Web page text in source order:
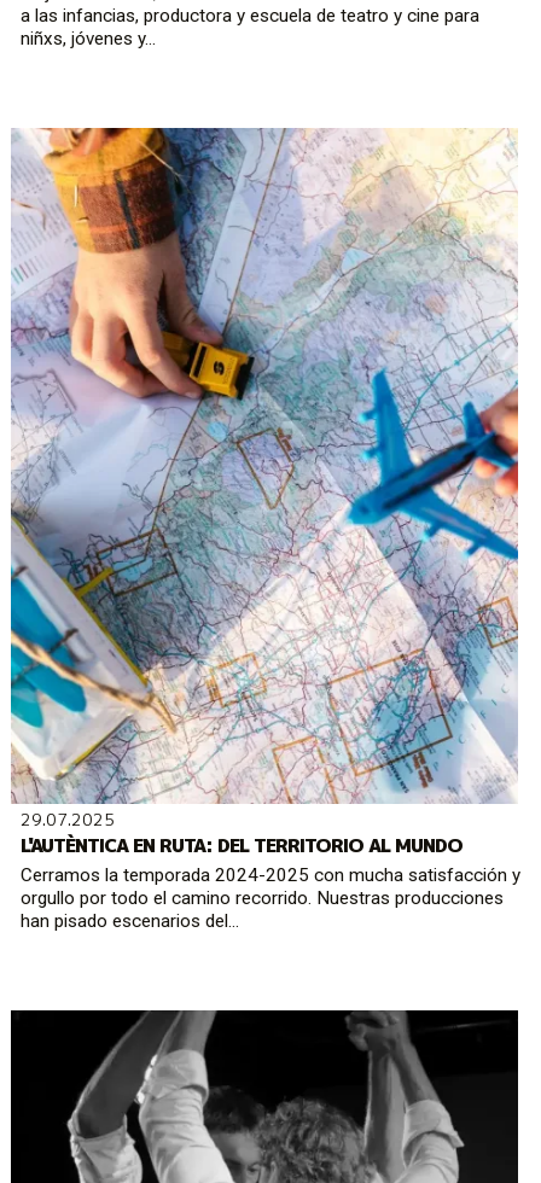
a las infancias, productora y escuela de teatro y cine para
niñxs, jóvenes y...
29.07.2025
L'AUTÈNTICA EN RUTA: DEL TERRITORIO AL MUNDO
Cerramos la temporada 2024-2025 con mucha satisfacción y
orgullo por todo el camino recorrido. Nuestras producciones
han pisado escenarios del...